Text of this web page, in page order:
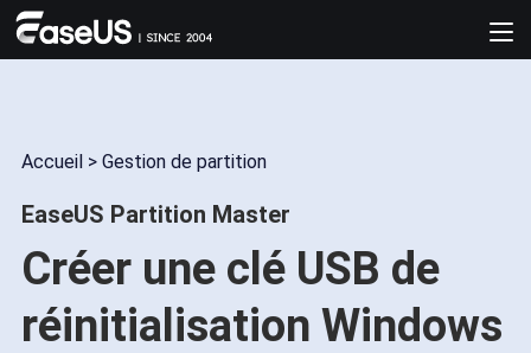
Accueil > Gestion de partition
EaseUS Partition Master
Créer une clé USB de
réinitialisation Windows